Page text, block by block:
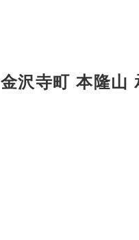
金沢寺町 本隆山